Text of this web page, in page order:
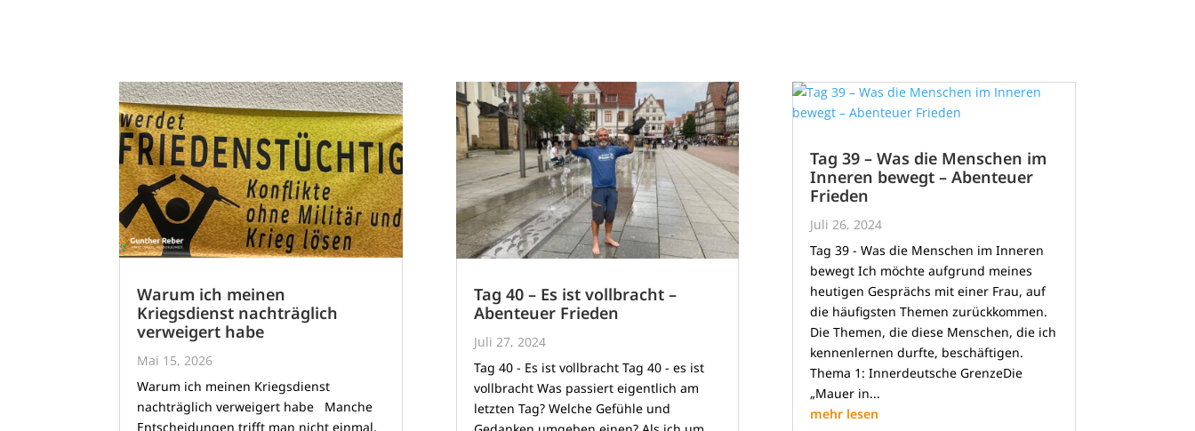
Warum ich meinen
Kriegsdienst nachträglich
verweigert habe
Mai 15, 2026
Warum ich meinen Kriegsdienst
nachträglich verweigert habe Manche
Entscheidungen trifft man nicht einmal.
Tag 40 – Es ist vollbracht –
Abenteuer Frieden
Juli 27, 2024
Tag 40 - Es ist vollbracht Tag 40 - es ist
vollbracht Was passiert eigentlich am
letzten Tag? Welche Gefühle und
Tag 39 – Was die Menschen im
Inneren bewegt – Abenteuer
Frieden
Juli 26, 2024
Tag 39 - Was die Menschen im Inneren
bewegt Ich möchte aufgrund meines
heutigen Gesprächs mit einer Frau, auf
die häufigsten Themen zurückkommen.
Die Themen, die diese Menschen, die ich
kennenlernen durfte, beschäftigen.
Thema 1: Innerdeutsche GrenzeDie
„Mauer in...
mehr lesen